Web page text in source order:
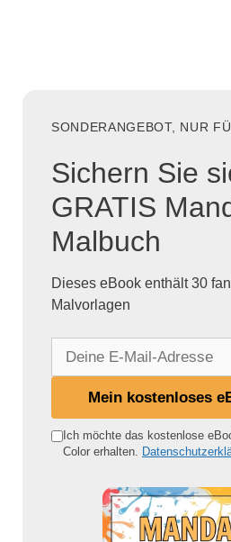
SONDERANGEBOT, NUR
Sichern Sie
GRATIS
Malbuch
Dieses eBook enthält 30
Malvorlagen
e
Mein kostenloses
Ich möchte das kostenlose
Color erhalten.